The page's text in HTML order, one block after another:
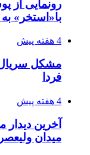
رونمایی از
با«استخر»
4 هفته پیش
مشکل
فردا
4 هفته پیش
آخرین دیدار
میدان